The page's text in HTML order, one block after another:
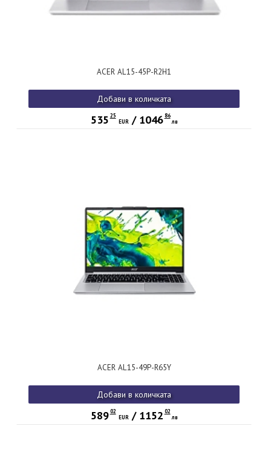
ACER AL15-45P-R2H1
Добави в количката
535 25
EUR/ 1046 86
лв
ACER AL15-49P-R65Y
Добави в количката
589 02
EUR/ 1152 02
лв